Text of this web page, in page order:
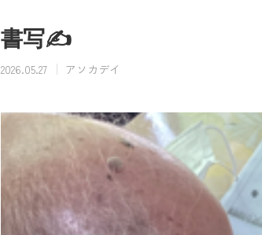
書写✍
2026.05.27 アソカデイ